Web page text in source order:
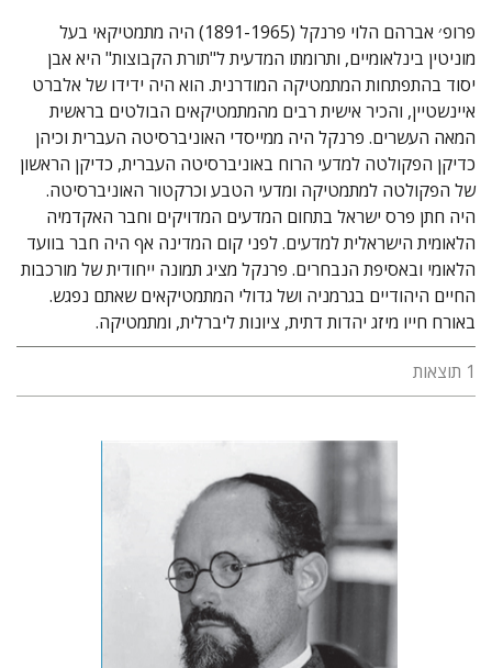
פרופ׳ אברהם הלוי פרנקל (1891-1965) היה מתמטיקאי בעל
מוניטין בינלאומיים, ותרומתו המדעית ל"תורת הקבוצות" היא אבן
יסוד בהתפתחות המתמטיקה המודרנית. הוא היה ידידו של אלברט
איינשטיין, והכיר אישית רבים מהמתמטיקאים הבולטים בראשית
המאה העשרים. פרנקל היה ממייסדי האוניברסיטה העברית וכיהן
כדיקן הפקולטה למדעי הרוח באוניברסיטה העברית, כדיקן הראשון
של הפקולטה למתמטיקה ומדעי הטבע וכרקטור האוניברסיטה.
היה חתן פרס ישראל בתחום המדעים המדויקים וחבר האקדמיה
הלאומית הישראלית למדעים. לפני קום המדינה אף היה חבר בוועד
הלאומי ובאסיפת הנבחרים. פרנקל מציג תמונה ייחודית של מורכבות
החיים היהודיים בגרמניה ושל גדולי המתמטיקאים שאתם נפגש.
באורח חייו מיזג יהדות דתית, ציונות ליברלית, ומתמטיקה.
1 תוצאות
אברהם הלוי פרנקל
יסכה כהן-מנספילד
יאיר ליאל
שאולה פרנקל